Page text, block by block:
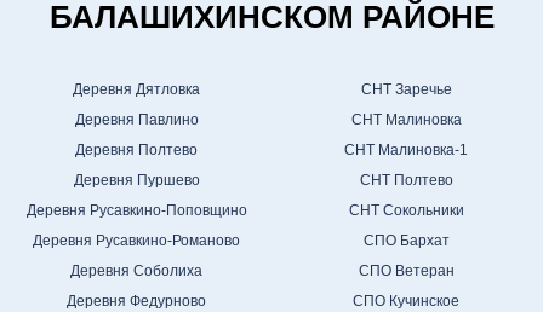
БАЛАШИХИНСКОМ РАЙОНЕ
Деревня Дятловка
Деревня Павлино
Деревня Полтево
Деревня Пуршево
Деревня Русавкино-Поповщино
Деревня Русавкино-Романово
Деревня Соболиха
Деревня Федурново
СНТ Заречье
СНТ Малиновка
СНТ Малиновка-1
СНТ Полтево
СНТ Сокольники
СПО Бархат
СПО Ветеран
СПО Кучинское